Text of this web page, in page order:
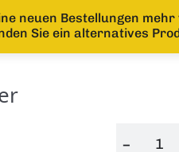
neuen Bestellungen
Sie ein alternatives
−